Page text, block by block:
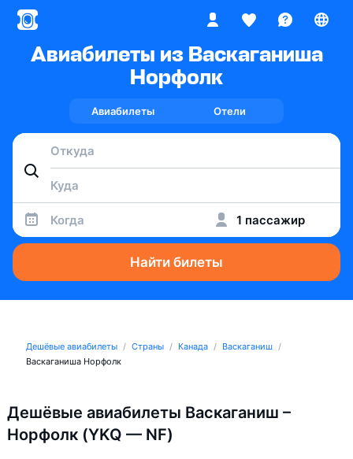
Авиабилеты из Васкаганиша
Норфолк
Авиабилеты Отели
Когда 1 пассажир
Найти билеты
Дешёвые авиабилеты Страны Канада
Васкаганиш
Васкаганиша Норфолк
Дешёвые авиабилеты Васкаганиш –
Норфолк (YKQ — NF)